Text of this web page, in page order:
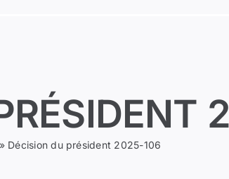
» Décision du président 2025-106